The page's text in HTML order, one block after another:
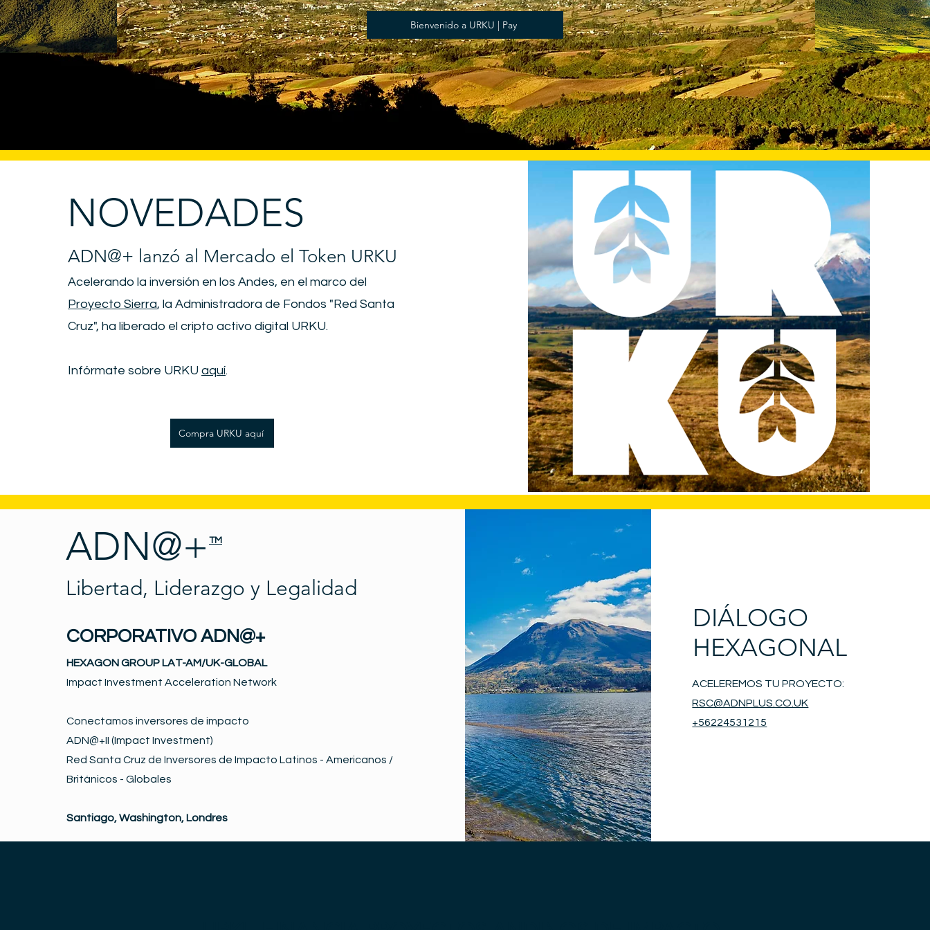
Bienvenido a URKU | Pay
NOVEDADES
ADN@+ lanzó al Mercado el Token URKU
Acelerando la inversión en los Andes, en el marco del
Proyecto Sierra, la Administradora de Fondos "Red Santa
Cruz", ha liberado el cripto activo digital URKU.
Infórmate sobre URKU aquí.
Compra URKU aquí
ADN@+ TM
Libertad, Liderazgo y Legalidad
CORPORATIVO ADN@+
HEXAGON GROUP LAT-AM/UK-GLOBAL
Impact Investment Acceleration Network
Conectamos inversores de impacto
ADN@+II (Impact Investment)
Red Santa Cruz de Inversores de Impacto Latinos - Americanos /
Británicos - Globales
Santiago, Washington, Londres
DIÁLOGO
HEXAGONAL
ACELEREMOS TU PROYECTO:
RSC@ADNPLUS.CO.UK
+56224531215